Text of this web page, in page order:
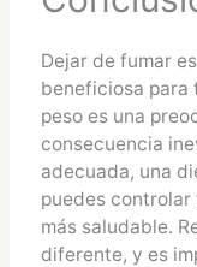
Dejar de fumar
beneficiosa para
peso es una
consecuencia
adecuada, una
puedes
más saludable.
diferente, y es